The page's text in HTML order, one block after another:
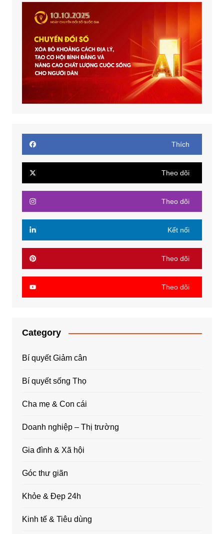
Thích
Theo dõi
Theo dõi
Kết nối
Theo dõi
Theo dõi
Category
Bí quyết Giảm cân
Bí quyết sống Thọ
Cha mẹ & Con cái
Doanh nghiệp – Thị trường
Gia đình & Xã hội
Góc thư giãn
Khỏe & Đẹp 24h
Kinh tế & Tiêu dùng